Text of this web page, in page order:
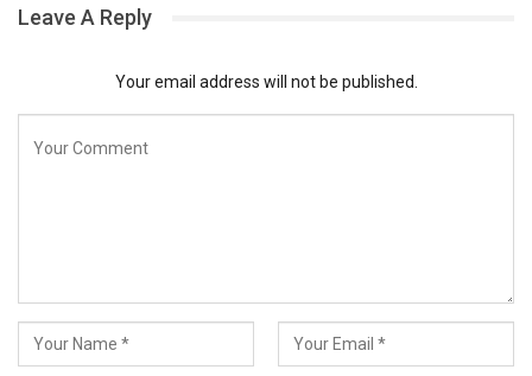
Leave A Reply
Your email address will not be published.